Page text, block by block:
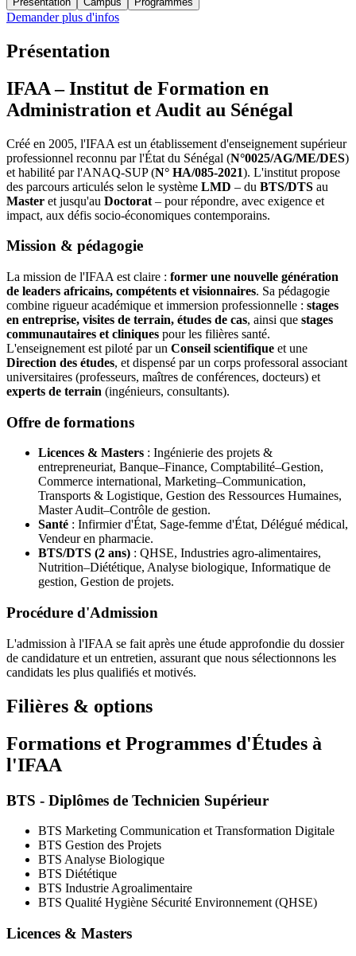
Demander plus d'infos
Présentation
IFAA – Institut de Formation en
Administration et Audit au Sénégal
Créé en 2005, l'IFAA est un établissement d'enseignement supérieur
professionnel reconnu par l'État du Sénégal (N°0025/AG/ME/DES)
et habilité par l'ANAQ-SUP (N° HA/085-2021). L'institut propose
des parcours articulés selon le système LMD – du BTS/DTS au
Master et jusqu'au Doctorat – pour répondre, avec exigence et
impact, aux défis socio-économiques contemporains.
Mission & pédagogie
La mission de l'IFAA est claire : former une nouvelle génération
de leaders africains, compétents et visionnaires. Sa pédagogie
combine rigueur académique et immersion professionnelle : stages
en entreprise, visites de terrain, études de cas, ainsi que stages
communautaires et cliniques pour les filières santé.
L'enseignement est piloté par un Conseil scientifique et une
Direction des études, et dispensé par un corps professoral associant
universitaires (professeurs, maîtres de conférences, docteurs) et
experts de terrain (ingénieurs, consultants).
Offre de formations
Licences & Masters : Ingénierie des projets &
entrepreneuriat, Banque–Finance, Comptabilité–Gestion,
Commerce international, Marketing–Communication,
Transports & Logistique, Gestion des Ressources Humaines,
Master Audit–Contrôle de gestion.
Santé : Infirmier d'État, Sage-femme d'État, Délégué médical,
Vendeur en pharmacie.
BTS/DTS (2 ans) : QHSE, Industries agro-alimentaires,
Nutrition–Diététique, Analyse biologique, Informatique de
gestion, Gestion de projets.
Procédure d'Admission
L'admission à l'IFAA se fait après une étude approfondie du dossier
de candidature et un entretien, assurant que nous sélectionnons les
candidats les plus qualifiés et motivés.
Filières & options
Formations et Programmes d'Études à
l'IFAA
BTS - Diplômes de Technicien Supérieur
BTS Marketing Communication et Transformation Digitale
BTS Gestion des Projets
BTS Analyse Biologique
BTS Diététique
BTS Industrie Agroalimentaire
BTS Qualité Hygiène Sécurité Environnement (QHSE)
Licences & Masters